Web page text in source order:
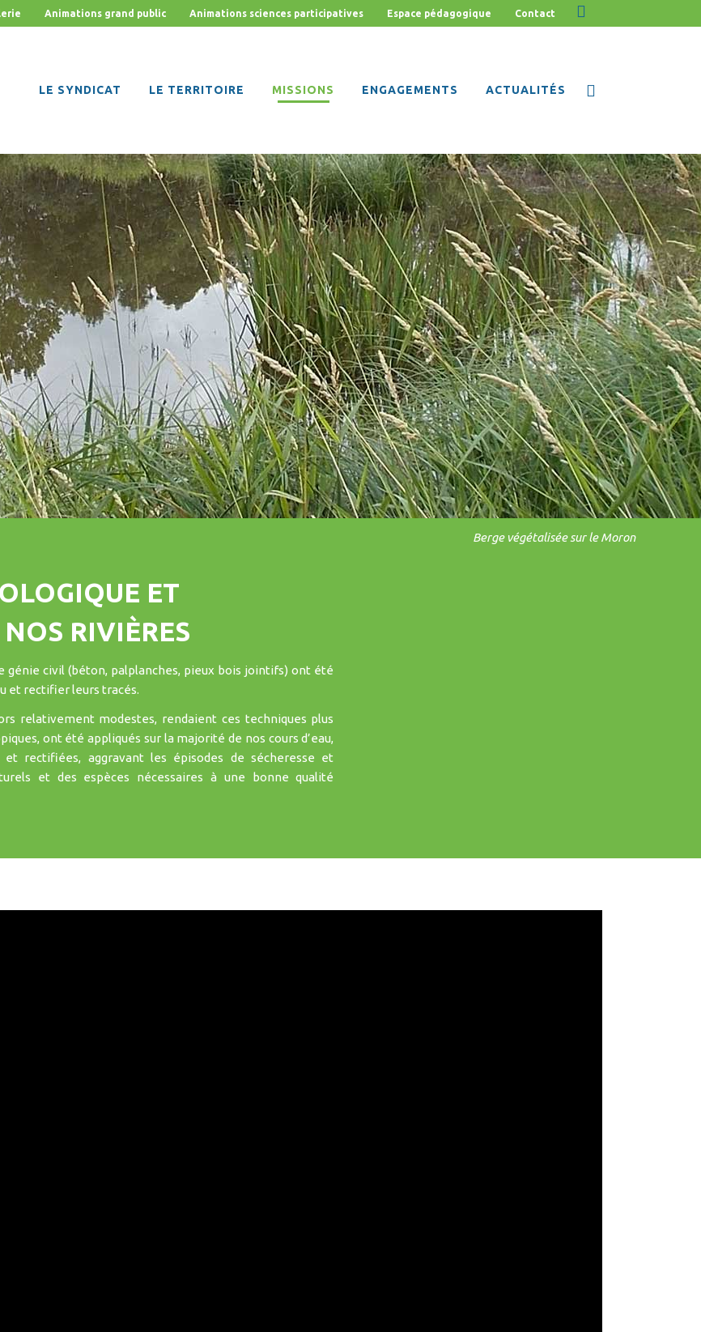
Animations grand public Animations sciences participatives Espace pédagogique Contact
LE SYNDICAT LE TERRITOIRE MISSIONS ENGAGEMENTS ACTUALITÉS
Berge végétalisée sur le Moron
ET
RIVIÈRES
génie civil (béton, palplanches, pieux bois jointifs) ont été
et rectifier leurs tracés.
relativement modestes, rendaient ces techniques plus
ont été appliqués sur la majorité de nos cours d’eau,
rectifiées, aggravant les épisodes de sécheresse et
et des espèces nécessaires à une bonne qualité